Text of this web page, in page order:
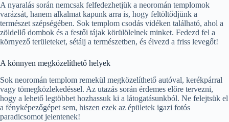
A nyaralás során nemcsak felfedezhetjük a neoromán templomok
varázsát, hanem alkalmat kapunk arra is, hogy feltöltődjünk a
természet szépségében. Sok templom csodás vidéken található, ahol a
zöldellő dombok és a festői tájak körülölelnek minket. Fedezd fel a
környező területeket, sétálj a természetben, és élvezd a friss levegőt!
A könnyen megközelíthető helyek
Sok neoromán templom remekül megközelíthető autóval, kerékpárral
vagy tömegközlekedéssel. Az utazás során érdemes előre tervezni,
hogy a lehető legtöbbet hozhassuk ki a látogatásunkból. Ne felejtsük el
a fényképezőgépet sem, hiszen ezek az épületek igazi fotós
paradicsomot jelentenek!